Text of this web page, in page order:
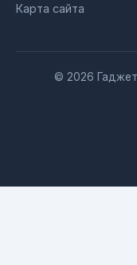
Карта сайта
© 2026